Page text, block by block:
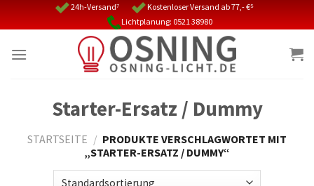
24h-Versand⁷
Kostenloser Versand ab 77,- €⁵
Lichtplanung: 0521 38980
Starter-Ersatz / Dummy
STARTSEITE / PRODUKTE VERSCHLAGWORTET MIT
„STARTER-ERSATZ / DUMMY“